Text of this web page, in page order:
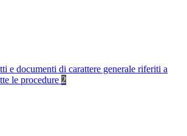
e documenti di carattere generale riferiti a
le procedure 2